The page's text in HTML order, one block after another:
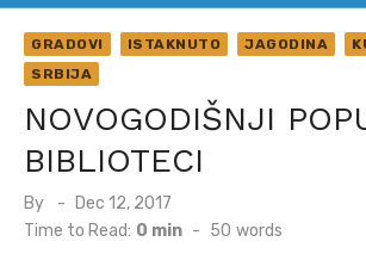
GRADOVI ISTAKNUTO JAGODINA
SRBIJA
NOVOGODIŠNJI
BIBLIOTECI
By
Posted
on
Dec 12, 2017
Time to Read: 0 min - 50 words